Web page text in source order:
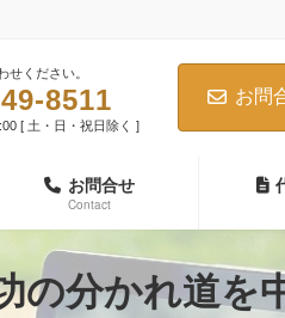
せください。
8511
[ 土・日・祝日除く ]
お問
お問合せ
Contact
の分かれ道を